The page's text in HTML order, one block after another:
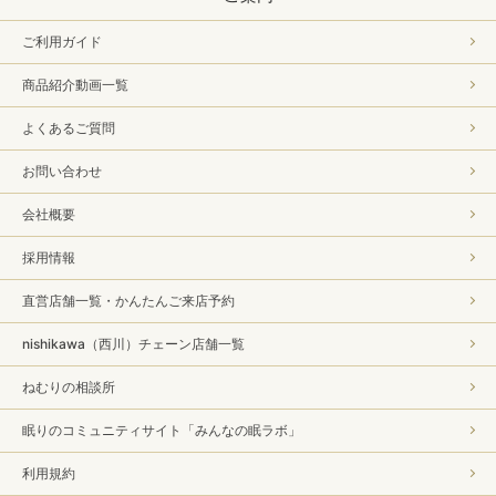
ご利用ガイド
商品紹介動画一覧
よくあるご質問
お問い合わせ
会社概要
採用情報
直営店舗一覧・かんたんご来店予約
nishikawa（西川）チェーン店舗一覧
ねむりの相談所
眠りのコミュニティサイト「みんなの眠ラボ」
利用規約